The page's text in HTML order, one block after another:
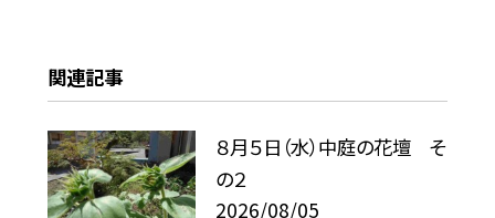
関連記事
８月５日（水）中庭の花壇 そ
の２
2026/08/05